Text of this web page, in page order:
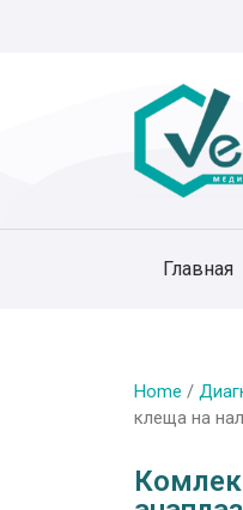
Главная
Home /
клеща на